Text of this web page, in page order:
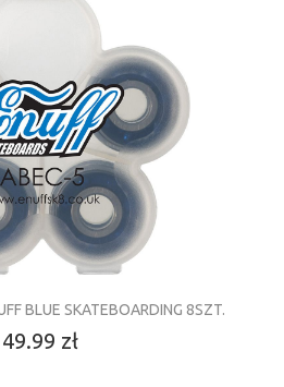
BLUE SKATEBOARDING 8SZT.
49.99 zł